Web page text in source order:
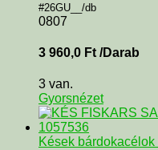
#26GU__/db
0807
3 960,0 Ft /Darab
3 van.
Gyorsnézet
Kések bárdokacélok